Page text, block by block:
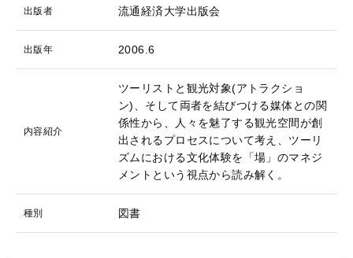
出版者 流通経済大学出版会
出版年 2006.6
内容紹介
ツーリストと観光対象(アトラクショ
ン)、そして両者を結びつける媒体との関
係性から、人々を魅了する観光空間が創
出されるプロセスについて考え、ツーリ
ズムにおける文化体験を「場」のマネジ
メントという視点から読み解く。
種別 図書